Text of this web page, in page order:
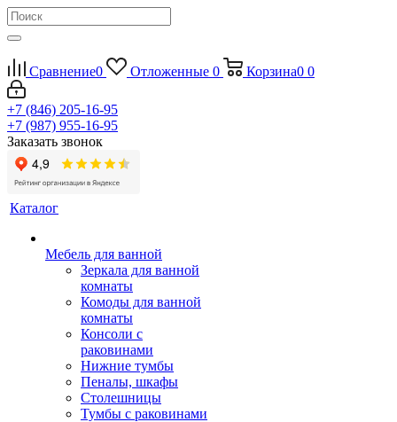
Сравнение0 Отложенные 0 Корзина0 0
+7 (846) 205-16-95
+7 (987) 955-16-95
Заказать звонок
Каталог
Мебель для ванной
Зеркала для ванной
комнаты
Комоды для ванной
комнаты
Консоли с
раковинами
Нижние тумбы
Пеналы, шкафы
Столешницы
Тумбы с раковинами